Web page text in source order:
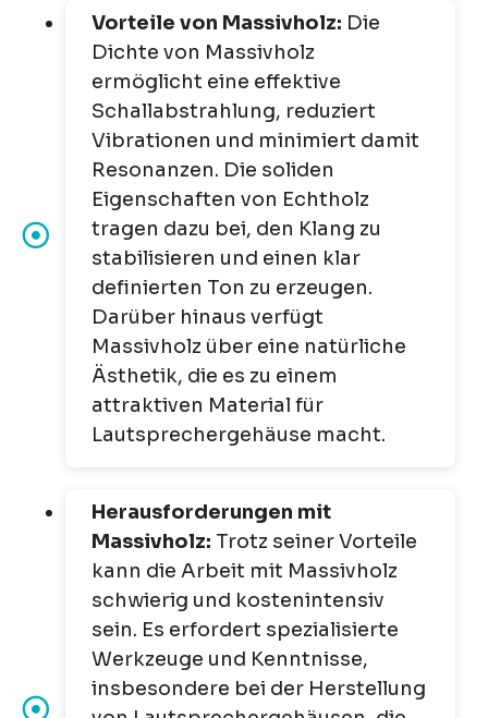
Vorteile von Massivholz: Die
Dichte von Massivholz
ermöglicht eine effektive
Schallabstrahlung, reduziert
Vibrationen und minimiert damit
Resonanzen. Die soliden
Eigenschaften von Echtholz
tragen dazu bei, den Klang zu
stabilisieren und einen klar
definierten Ton zu erzeugen.
Darüber hinaus verfügt
Massivholz über eine natürliche
Ästhetik, die es zu einem
attraktiven Material für
Lautsprechergehäuse macht.
Herausforderungen mit
Massivholz: Trotz seiner Vorteile
kann die Arbeit mit Massivholz
schwierig und kostenintensiv
sein. Es erfordert spezialisierte
Werkzeuge und Kenntnisse,
insbesondere bei der Herstellung